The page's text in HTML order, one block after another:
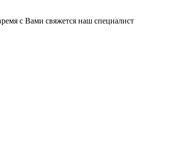
с Вами свяжется наш специалист